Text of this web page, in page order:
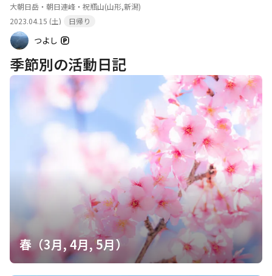
大朝日岳・朝日連峰・祝瓶山(山形,新潟)
2023.04.15 (土)
日帰り
つよし
季節別の活動日記
春（3月, 4月, 5月）